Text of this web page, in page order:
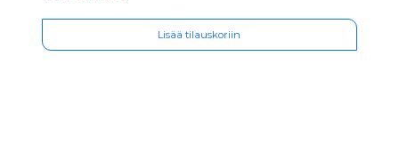
Lisää tilauskoriin